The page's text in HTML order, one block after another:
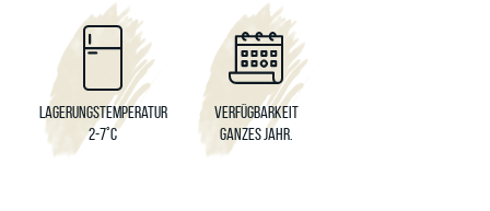
Lagerungstemperatur
2-7°C
Verfügbarkeit
Ganzes Jahr.